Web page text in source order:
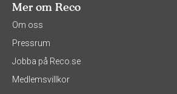
Mer om Reco
Om oss
Pressrum
Jobba på Reco.se
Medlemsvillkor